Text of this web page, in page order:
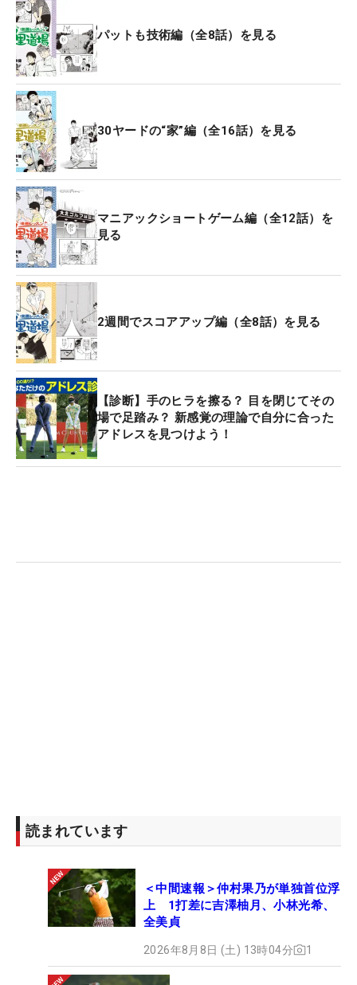
パットも技術編（全8話）を見る
30ヤードの“家”編（全16話）を見る
マニアックショートゲーム編（全12話）を
見る
2週間でスコアアップ編（全8話）を見る
【診断】手のヒラを擦る？ 目を閉じてその
場で足踏み？ 新感覚の理論で自分に合った
アドレスを見つけよう！
読まれています
＜中間速報＞仲村果乃が単独首位浮
上 1打差に吉澤柚月、小林光希、
全美貞
2026年8月8日 (土) 13時04分 1